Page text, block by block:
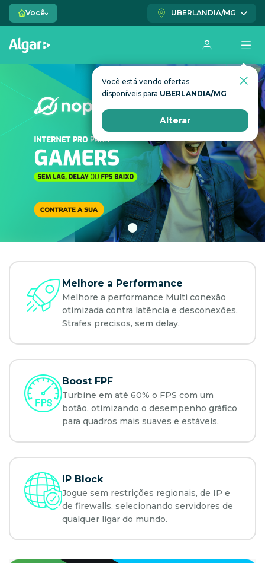
Você UBERLANDIA/MG
Você está vendo ofertas
disponíveis para UBERLANDIA/MG
Alterar
Melhore a Performance
Melhore a performance Multi conexão
otimizada contra latência e desconexões.
Strafes precisos, sem delay.
Boost FPF
Turbine em até 60% o FPS com um
botão, otimizando o desempenho gráfico
para quadros mais suaves e estáveis.
IP Block
Jogue sem restrições regionais, de IP e
de firewalls, selecionando servidores de
qualquer ligar do mundo.
Você está vendo ofertas
disponíveis para UBERLANDIA/MG
Alterar